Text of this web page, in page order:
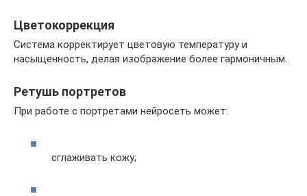
Цветокоррекция
Система корректирует цветовую температуру и
насыщенность, делая изображение более гармоничным.
Ретушь портретов
При работе с портретами нейросеть может:
сглаживать кожу;